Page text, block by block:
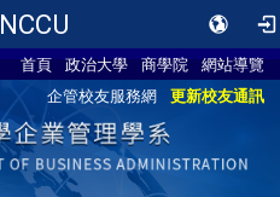
NCCU
首頁 政治大學 商學院
網站導覽
企管校友服務網
更新校友通訊